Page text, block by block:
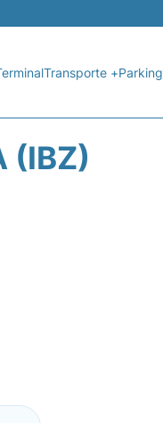
Transporte +Parking
(IBZ)